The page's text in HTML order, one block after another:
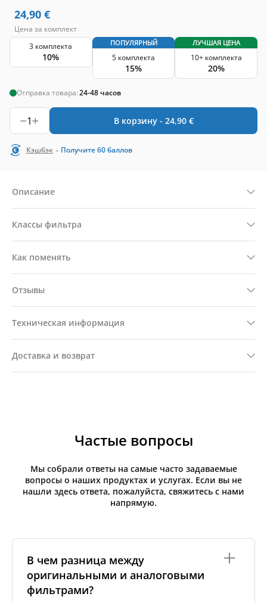
24,90 €
Цена за комплект
3 комплекта
10%
ПОПУЛЯРНЫЙ
5 комплекта
15%
ЛУЧШАЯ ЦЕНА
10+ комплекта
20%
Отправка товара:24-48 часов
1 В корзину - 24,90 €
Кэшбэк - Получите60баллов
Описание
Классы фильтра
Как поменять
Отзывы
Техническая информация
Доставка и возврат
Частые вопросы
Мы собрали ответы на самые часто задаваемые
вопросы о наших продуктах и услугах. Если вы не
нашли здесь ответа, пожалуйста, свяжитесь с нами
напрямую.
В чем разница между
оригинальными и аналоговыми
фильтрами?